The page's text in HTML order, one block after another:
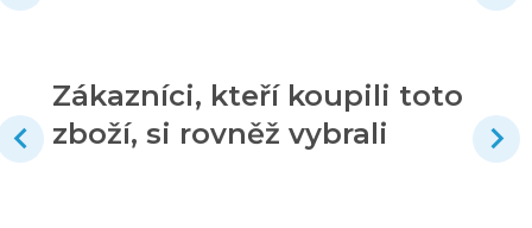
Zákazníci, kteří koupili toto
zboží, si rovněž vybrali